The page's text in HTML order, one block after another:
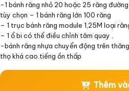
-1 bánh răng nhỏ 20 hoặc 25 răng
tùy chọn – 1 bánh răng lớn 100 răng
– 1 trục bánh răng module 1,25M loại
– 1 ổ bi có thể điều chỉnh tâm quay .
-bánh răng nhựa chuyển động trên
thọ khá cao.tiếng ồn thấp
Thêm